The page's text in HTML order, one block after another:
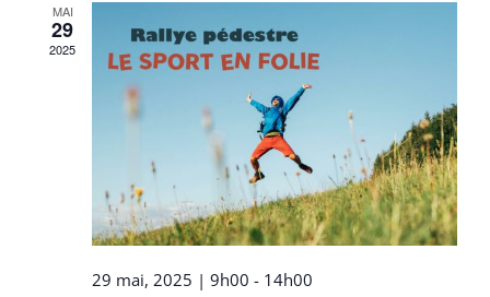
MAI
29
2025
29 mai, 2025 | 9h00 - 14h00